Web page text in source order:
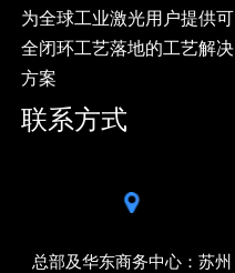
为全球工业激光用户提供可
全闭环工艺落地的工艺解决
方案
联系方式
总部及华东商务中心：苏州